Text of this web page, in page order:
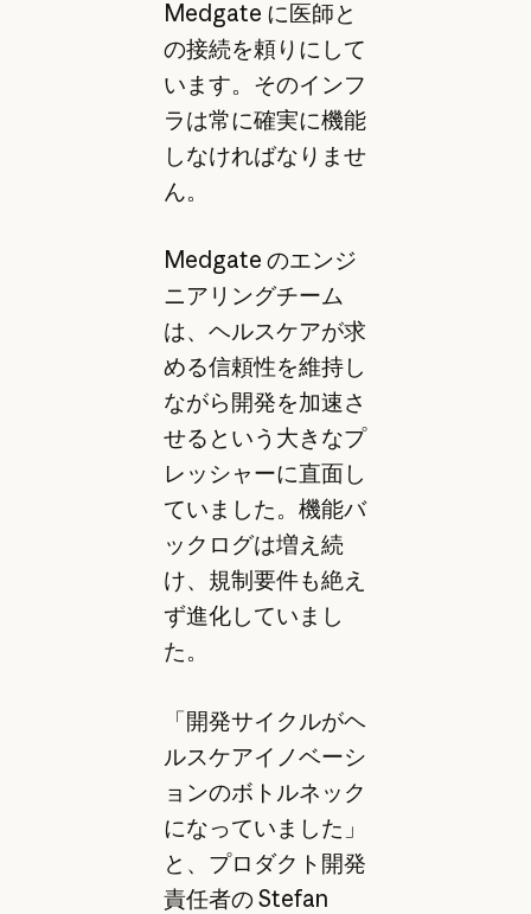
Medgate に医師と
の接続を頼りにして
います。そのインフ
ラは常に確実に機能
しなければなりませ
ん。
Medgate のエンジ
ニアリングチーム
は、ヘルスケアが求
める信頼性を維持し
ながら開発を加速さ
せるという大きなプ
レッシャーに直面し
ていました。機能バ
ックログは増え続
け、規制要件も絶え
ず進化していまし
た。
「開発サイクルがヘ
ルスケアイノベーシ
ョンのボトルネック
になっていました」
と、プロダクト開発
責任者の Stefan